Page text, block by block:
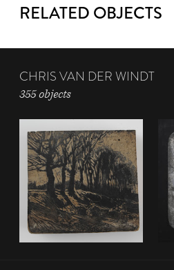
RELATED OBJECTS
CHRIS VAN DER WINDT
355 objects